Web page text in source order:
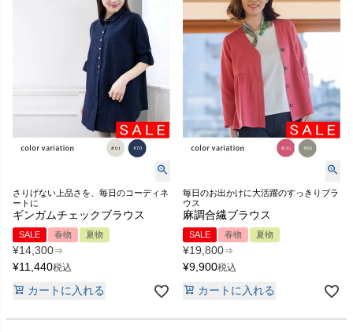
さりげない上品さを、毎日のコーディネ
ートに
ギンガムチェックブラウス
SALE 春物 夏物
¥14,300⇒
¥11,440税込
カートに入れる
毎日のお出かけに大活躍のすっきりブラ
ウス
麻調合繊ブラウス
SALE 春物 夏物
¥19,800⇒
¥9,900税込
カートに入れる